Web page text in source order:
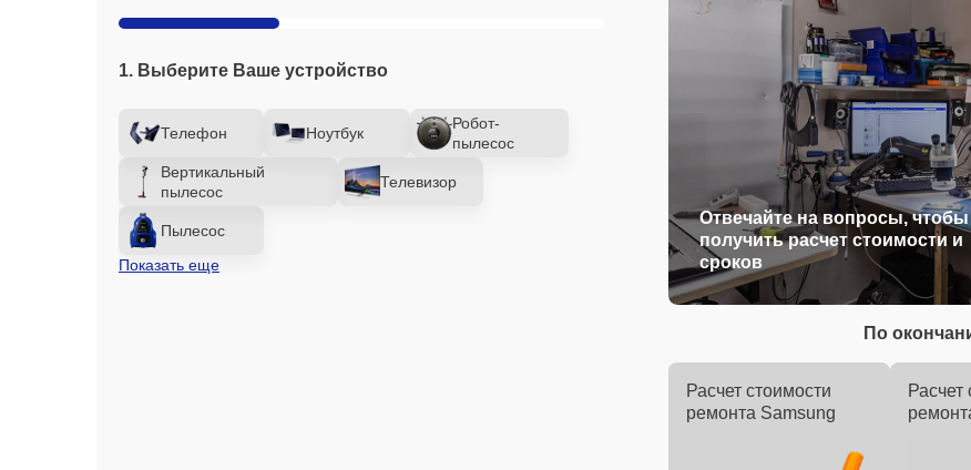
1. Выберите Ваше устройство
Телефон Ноутбук
Робот-
пылесос
Вертикальный
пылесос
Телевизор
Пылесос
Показать еще
Отвечайте на вопросы, чтобы
получить расчет стоимости и
сроков
По
Расчет стоимости
ремонта Samsung
Расчет